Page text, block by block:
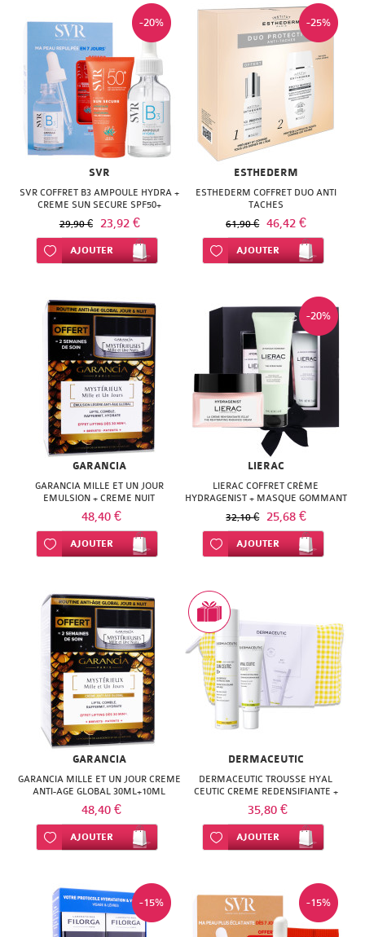
SUPER
DIET
THERALICA
URGO
-20%
SVR
SVR COFFRET B3 AMPOULE HYDRA +
CREME SUN SECURE SPF50+
29,90 € 23,92 €
Ajouter à ma liste d’envie
AJOUTER
-25%
ESTHEDERM
ESTHEDERM COFFRET DUO ANTI
TACHES
61,90 € 46,42 €
Ajouter à ma liste d’envie
AJOUTER
GARANCIA
GARANCIA MILLE ET UN JOUR
EMULSION + CREME NUIT
48,40 €
Ajouter à ma liste d’envie
AJOUTER
-20%
LIERAC
LIERAC COFFRET CRÈME
HYDRAGENIST + MASQUE GOMMANT
32,10 € 25,68 €
Ajouter à ma liste d’envie
AJOUTER
GARANCIA
GARANCIA MILLE ET UN JOUR CREME
ANTI-AGE GLOBAL 30ML+10ML
48,40 €
Ajouter à ma liste d’envie
AJOUTER
DERMACEUTIC
DERMACEUTIC TROUSSE HYAL
CEUTIC CREME REDENSIFIANTE +
SUN CEUTIC SPF50+
35,80 €
Ajouter à ma liste d’envie
AJOUTER
-15% -15%